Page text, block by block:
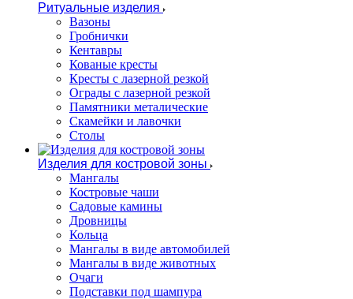
Ритуальные изделия
Вазоны
Гробнички
Кентавры
Кованые кресты
Кресты с лазерной резкой
Ограды с лазерной резкой
Памятники металические
Скамейки и лавочки
Столы
Изделия для костровой зоны
Мангалы
Костровые чаши
Садовые камины
Дровницы
Кольца
Мангалы в виде автомобилей
Мангалы в виде животных
Очаги
Подставки под шампура